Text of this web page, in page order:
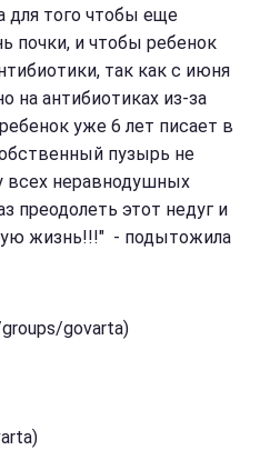
для того чтобы еще
почки, и чтобы ребенок
так как с июня
на антибиотиках из-за
уже 6 лет писает в
пузырь не
всех неравнодушных
преодолеть этот недуг и
жизнь!!!" - подытожила
govarta)